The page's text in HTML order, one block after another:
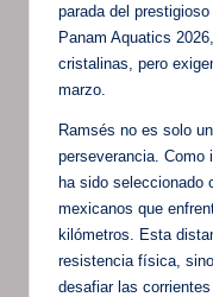
parada del
Panam Aquatics
cristalinas, pero
marzo.
Ramsés no es solo
perseverancia. Como
ha sido seleccionado
mexicanos que
kilómetros. Esta
resistencia física,
desafiar las corrientes